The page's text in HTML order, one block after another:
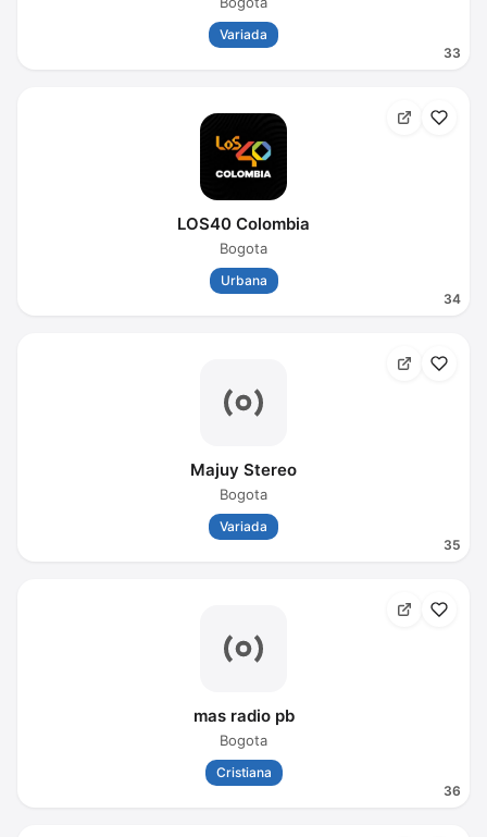
33
Variada
34
LOS40 Colombia
Bogota
Urbana
35
Majuy Stereo
Bogota
Variada
36
mas radio pb
Bogota
Cristiana